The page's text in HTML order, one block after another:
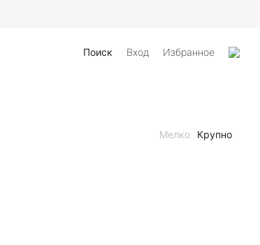
Поиск Вход Избранное
Мелко Крупно